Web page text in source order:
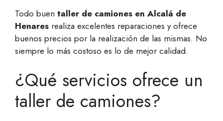
Todo buen taller de camiones en Alcalá de
Henares realiza excelentes reparaciones y ofrece
buenos precios por la realización de las mismas. No
siempre lo más costoso es lo de mejor calidad.
¿Qué servicios ofrece un
taller de camiones?